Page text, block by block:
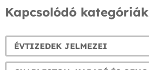
Kapcsolódó kategóriák
ÉVTIZEDEK JELMEZEI